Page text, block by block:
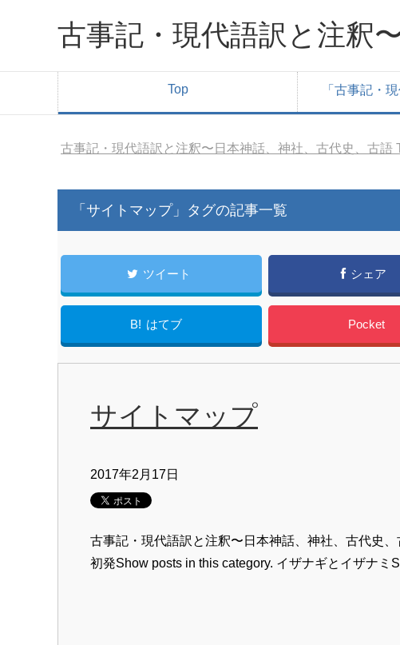
古事記・現代語訳と注釈
Top 「古事記・
古事記・現代語訳と注釈〜日本神話、神社、古代史、古語
「サイトマップ」タグの記事一覧
ツイート シェア
B! はてブ Pocket
サイトマップ
2017年2月17日
古事記・現代語訳と注釈〜日本神話、神社、古代史
初発Show posts in this category. イザナギとイザナミ